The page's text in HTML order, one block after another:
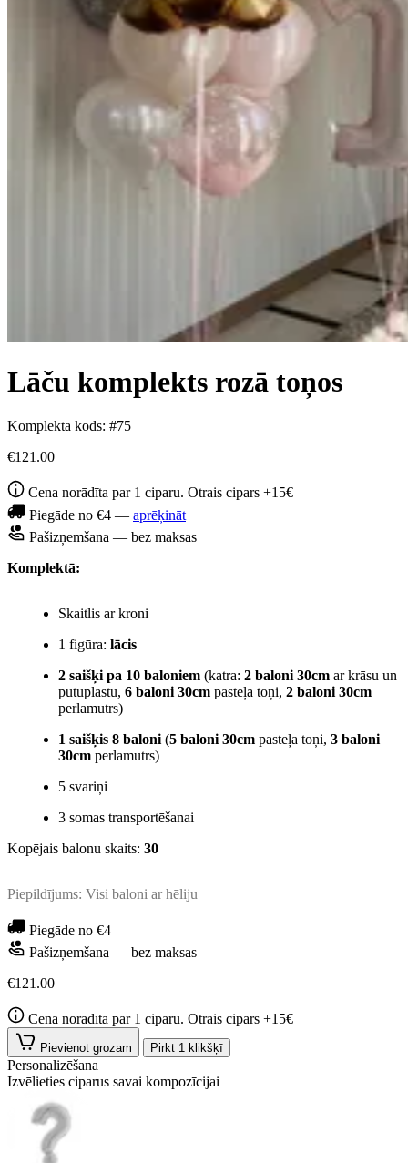
Lāču komplekts rozā toņos
Komplekta kods: #75
€121.00
Cena norādīta par 1 ciparu. Otrais cipars +15€
Piegāde no €4 — aprēķināt
Pašizņemšana — bez maksas
Komplektā:
Skaitlis ar kroni
1 figūra: lācis
2 saišķi pa 10 baloniem (katra: 2 baloni 30cm ar krāsu un
putuplastu, 6 baloni 30cm pasteļa toņi, 2 baloni 30cm
perlamutrs)
1 saišķis 8 baloni (5 baloni 30cm pasteļa toņi, 3 baloni
30cm perlamutrs)
5 svariņi
3 somas transportēšanai
Kopējais balonu skaits: 30
Piepildījums: Visi baloni ar hēliju
Piegāde no €4
Pašizņemšana — bez maksas
€121.00
Cena norādīta par 1 ciparu. Otrais cipars +15€
Pievienot grozam Pirkt 1 klikšķī
Personalizēšana
Izvēlieties ciparus savai kompozīcijai